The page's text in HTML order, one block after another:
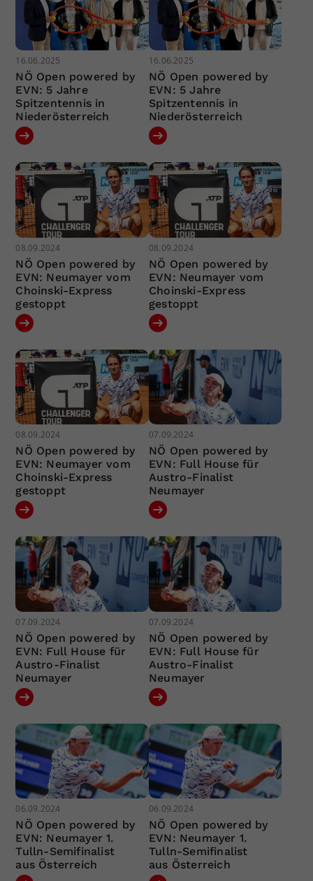
16.06.2025
NÖ Open powered by
EVN: 5 Jahre
Spitzentennis in
Niederösterreich
16.06.2025
NÖ Open powered by
EVN: 5 Jahre
Spitzentennis in
Niederösterreich
08.09.2024
NÖ Open powered by
EVN: Neumayer vom
Choinski-Express
gestoppt
08.09.2024
NÖ Open powered by
EVN: Neumayer vom
Choinski-Express
gestoppt
08.09.2024
NÖ Open powered by
EVN: Neumayer vom
Choinski-Express
gestoppt
07.09.2024
NÖ Open powered by
EVN: Full House für
Austro-Finalist
Neumayer
07.09.2024
NÖ Open powered by
EVN: Full House für
Austro-Finalist
Neumayer
07.09.2024
NÖ Open powered by
EVN: Full House für
Austro-Finalist
Neumayer
06.09.2024
NÖ Open powered by
EVN: Neumayer 1.
Tulln-Semifinalist
aus Österreich
06.09.2024
NÖ Open powered by
EVN: Neumayer 1.
Tulln-Semifinalist
aus Österreich